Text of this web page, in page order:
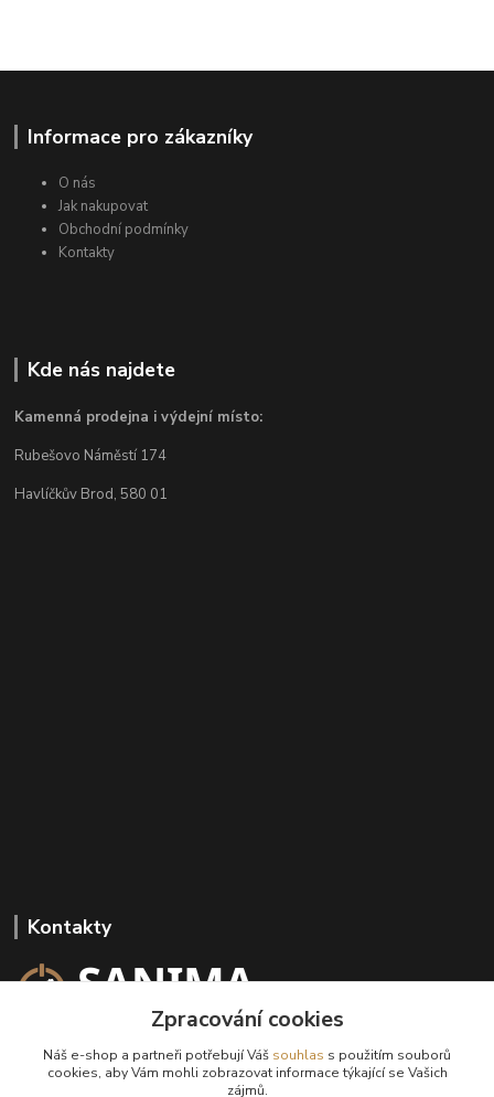
Informace pro zákazníky
O nás
Jak nakupovat
Obchodní podmínky
Kontakty
Kde nás najdete
Kamenná prodejna i výdejní místo:
Rubešovo Náměstí 174
Havlíčkův Brod, 580 01
Kontakty
+420 602 647 136
(Po-Pá, 9-18 hod.)
Zpracování cookies
Náš e-shop a partneři potřebují Váš souhlas s použitím souborů
cookies, aby Vám mohli zobrazovat informace týkající se Vašich
zájmů.